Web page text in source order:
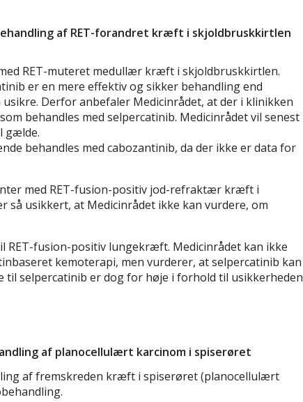
af RET-forandret kræft i skjoldbruskkirtlen
RET-muteret medullær kræft i skjoldbruskkirtlen.
er en mere effektiv og sikker behandling end
Derfor anbefaler Medicinrådet, at der i klinikken
behandles med selpercatinib. Medicinrådet vil senest
gælde.
behandles med cabozantinib, da der ikke er data for
med RET-fusion-positiv jod-refraktær kræft i
så usikkert, at Medicinrådet ikke kan vurdere, om
RET-fusion-positiv lungekræft. Medicinrådet kan ikke
kemoterapi, men vurderer, at selpercatinib kan
selpercatinib er dog for høje i forhold til usikkerheden
af planocellulært karcinom i spiserøret
af fremskreden kræft i spiserøret (planocellulært